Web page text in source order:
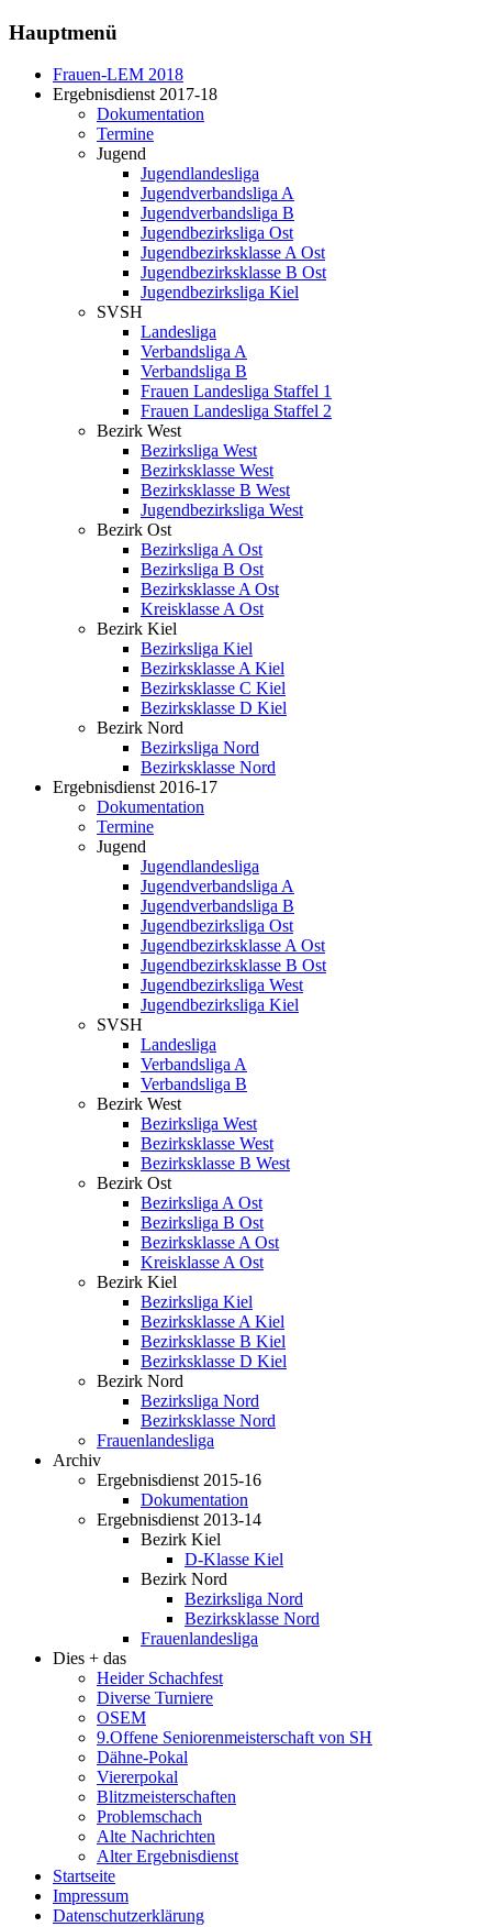
Hauptmenü
Frauen-LEM 2018
Ergebnisdienst 2017-18
Dokumentation
Termine
Jugend
Jugendlandesliga
Jugendverbandsliga A
Jugendverbandsliga B
Jugendbezirksliga Ost
Jugendbezirksklasse A Ost
Jugendbezirksklasse B Ost
Jugendbezirksliga Kiel
SVSH
Landesliga
Verbandsliga A
Verbandsliga B
Frauen Landesliga Staffel 1
Frauen Landesliga Staffel 2
Bezirk West
Bezirksliga West
Bezirksklasse West
Bezirksklasse B West
Jugendbezirksliga West
Bezirk Ost
Bezirksliga A Ost
Bezirksliga B Ost
Bezirksklasse A Ost
Kreisklasse A Ost
Bezirk Kiel
Bezirksliga Kiel
Bezirksklasse A Kiel
Bezirksklasse C Kiel
Bezirksklasse D Kiel
Bezirk Nord
Bezirksliga Nord
Bezirksklasse Nord
Ergebnisdienst 2016-17
Dokumentation
Termine
Jugend
Jugendlandesliga
Jugendverbandsliga A
Jugendverbandsliga B
Jugendbezirksliga Ost
Jugendbezirksklasse A Ost
Jugendbezirksklasse B Ost
Jugendbezirksliga West
Jugendbezirksliga Kiel
SVSH
Landesliga
Verbandsliga A
Verbandsliga B
Bezirk West
Bezirksliga West
Bezirksklasse West
Bezirksklasse B West
Bezirk Ost
Bezirksliga A Ost
Bezirksliga B Ost
Bezirksklasse A Ost
Kreisklasse A Ost
Bezirk Kiel
Bezirksliga Kiel
Bezirksklasse A Kiel
Bezirksklasse B Kiel
Bezirksklasse D Kiel
Bezirk Nord
Bezirksliga Nord
Bezirksklasse Nord
Frauenlandesliga
Archiv
Ergebnisdienst 2015-16
Dokumentation
Ergebnisdienst 2013-14
Bezirk Kiel
D-Klasse Kiel
Bezirk Nord
Bezirksliga Nord
Bezirksklasse Nord
Frauenlandesliga
Dies + das
Heider Schachfest
Diverse Turniere
OSEM
9.Offene Seniorenmeisterschaft von SH
Dähne-Pokal
Viererpokal
Blitzmeisterschaften
Problemschach
Alte Nachrichten
Alter Ergebnisdienst
Startseite
Impressum
Datenschutzerklärung